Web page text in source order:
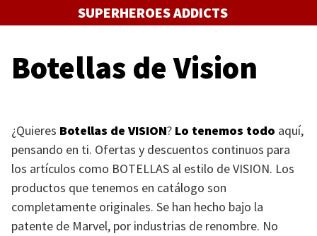
al
SUPERHEROES ADDICTS
Botellas de Vision
¿Quieres Botellas de VISION? Lo tenemos todo aquí,
pensando en ti. Ofertas y descuentos continuos para
los artículos como BOTELLAS al estilo deVISION. Los
productos que tenemos en catálogo son
completamente originales. Se han hecho bajo la
patente de Marvel, por industrias de renombre. No